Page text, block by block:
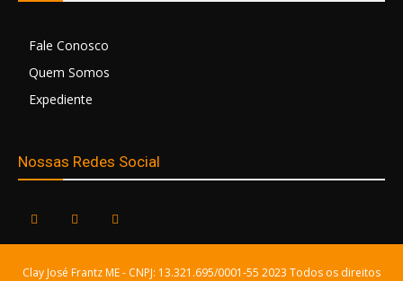
Fale Conosco
Quem Somos
Expediente
Nossas Redes Social
Clay José Frantz ME - CNPJ: 13.321.695/0001-55 2023 Todos os direitos